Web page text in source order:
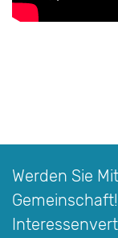
Werden Sie